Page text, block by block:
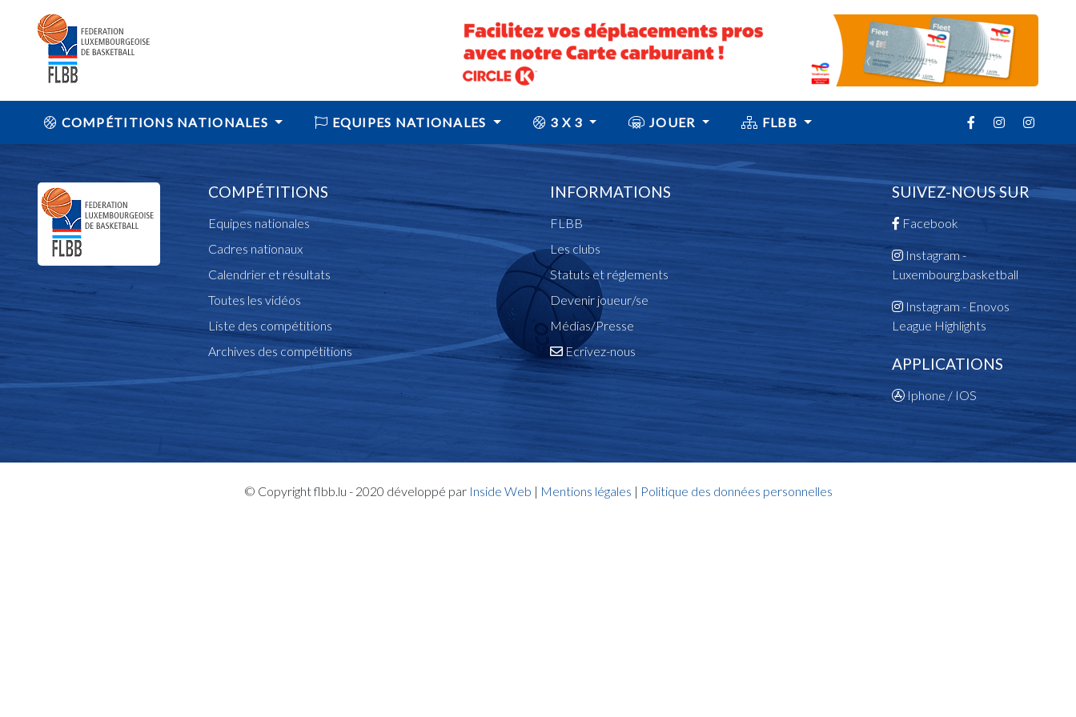
COMPÉTITIONS NATIONALES EQUIPES NATIONALES 3 X 3 JOUER FLBB
COMPÉTITIONS
Equipes nationales
Cadres nationaux
Calendrier et résultats
Toutes les vidéos
Liste des compétitions
Archives des compétitions
INFORMATIONS
FLBB
Les clubs
Statuts et réglements
Devenir joueur/se
Médias/Presse
Ecrivez-nous
SUIVEZ-NOUS SUR
Facebook
Instagram -
Luxembourg.basketball
Instagram - Enovos
League Highlights
APPLICATIONS
Iphone / IOS
© Copyright flbb.lu - 2020 développé par Inside Web | Mentions légales | Politique des données personnelles